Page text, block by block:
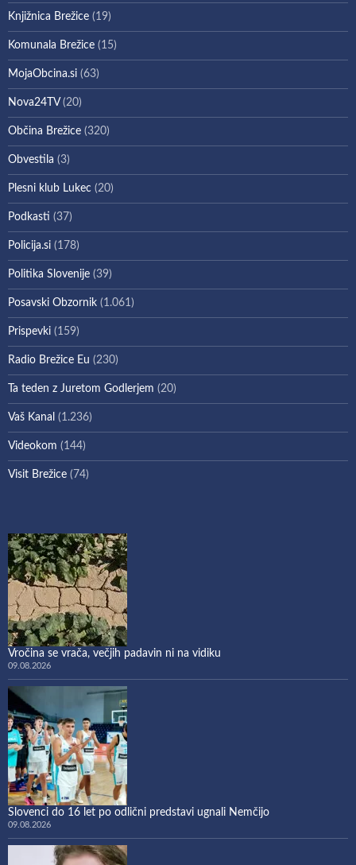
Knjižnica Brežice (19)
Komunala Brežice (15)
MojaObcina.si (63)
Nova24TV(20)
Občina Brežice (320)
Obvestila (3)
Plesni klub Lukec (20)
Podkasti (37)
Policija.si (178)
Politika Slovenije (39)
Posavski Obzornik (1.061)
Prispevki (159)
Radio Brežice Eu (230)
Ta teden z Juretom Godlerjem (20)
Vaš Kanal (1.236)
Videokom (144)
Visit Brežice (74)
Vročina se vrača, večjih padavin ni na vidiku
09.08.2026
Slovenci do 16 let po odlični predstavi ugnali Nemčijo
09.08.2026